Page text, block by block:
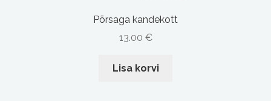
Põrsaga kandekott
13.00 €
Lisa korvi